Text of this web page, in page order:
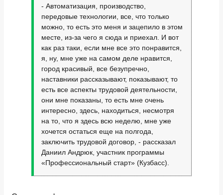
- Автоматизация, производство,
передовые технологии, все, что только
можно, то есть это меня и зацепило в этом
месте, из-за чего я сюда и приехал. И вот
как раз таки, если мне все это понравится,
я, ну, мне уже на самом деле нравится,
город красивый, все безупречно,
наставники рассказывают, показывают, то
есть все аспекты трудовой деятельности,
они мне показаны, то есть мне очень
интересно, здесь, находиться, несмотря
на то, что я здесь всю неделю, мне уже
хочется остаться еще на полгода,
заключить трудовой договор, - рассказал
Даниил Андрюк, участник программы
«Профессиональный старт» (Кузбасс).